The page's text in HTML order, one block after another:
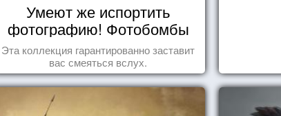
Умеют же испортить
фотографию! Фотобомбы
животных
Эта коллекция гарантированно заставит
вас смеяться вслух.